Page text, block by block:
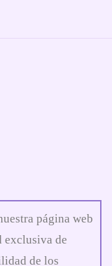
página web
exclusiva de
de los